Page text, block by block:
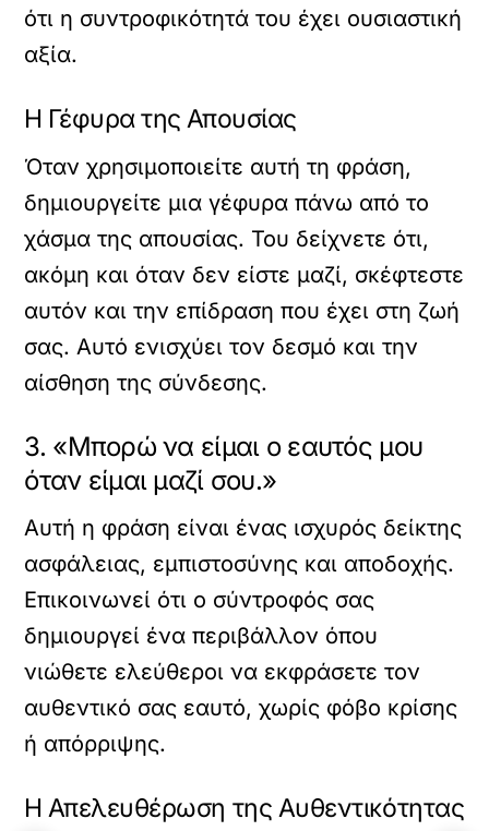
ότι η συντροφικότητά του έχει ουσιαστική
αξία.
Η Γέφυρα της Απουσίας
Όταν χρησιμοποιείτε αυτή τη φράση,
δημιουργείτε μια γέφυρα πάνω από το
χάσμα της απουσίας. Του δείχνετε ότι,
ακόμη και όταν δεν είστε μαζί, σκέφτεστε
αυτόν και την επίδραση που έχει στη ζωή
σας. Αυτό ενισχύει τον δεσμό και την
αίσθηση της σύνδεσης.
3. «Μπορώ να είμαι ο εαυτός μου
όταν είμαι μαζί σου.»
Αυτή η φράση είναι ένας ισχυρός δείκτης
ασφάλειας, εμπιστοσύνης και αποδοχής.
Επικοινωνεί ότι ο σύντροφός σας
δημιουργεί ένα περιβάλλον όπου
νιώθετε ελεύθεροι να εκφράσετε τον
αυθεντικό σας εαυτό, χωρίς φόβο κρίσης
ή απόρριψης.
Η Απελευθέρωση της Αυθεντικότητας